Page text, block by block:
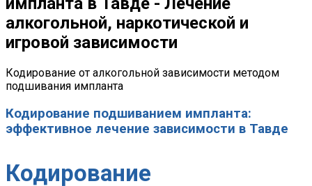
алкогольной, наркотической и
игровой зависимости
Кодирование от алкогольной зависимости методом
подшивания импланта
Кодирование подшиванием импланта:
эффективное лечение зависимости в Тавде
Кодирование